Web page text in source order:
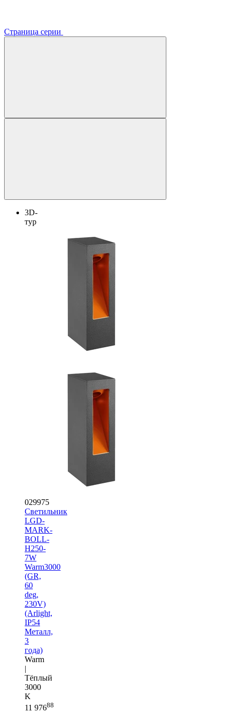
Страница серии
3D-
тур
029975
Светильник
LGD-
MARK-
BOLL-
H250-
7W
Warm3000
(GR,
60
deg,
230V)
(Arlight,
IP54
Металл,
3
года)
Warm
|
Тёплый
3000
K
11 97688